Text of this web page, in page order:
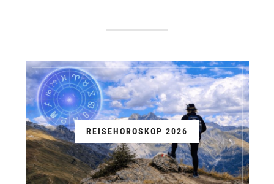
REISEHOROSKOP 2026